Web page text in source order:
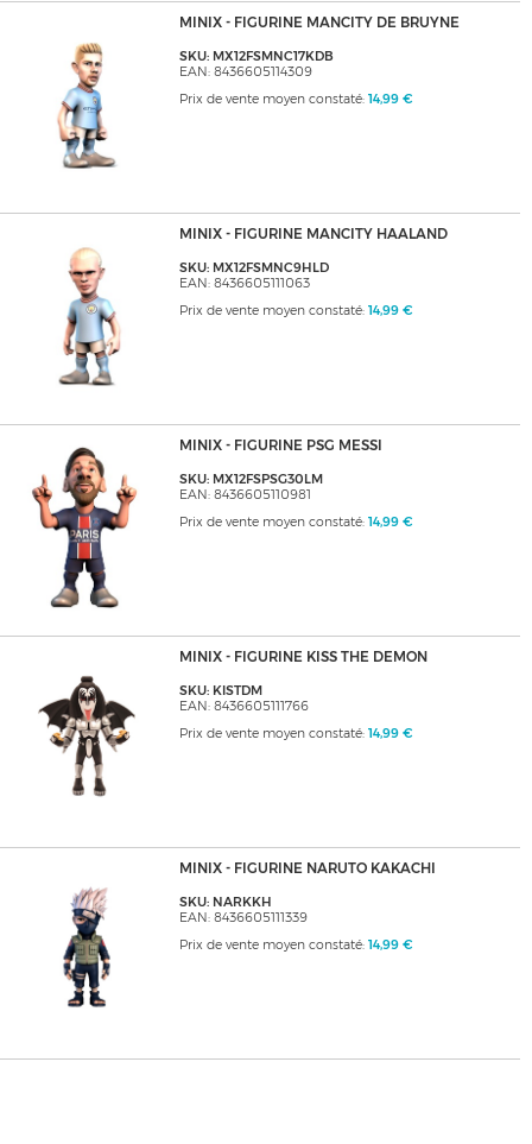
MINIX - FIGURINE MANCITY DE BRUYNE
SKU: MX12FSMNC17KDB
EAN: 8436605114309
Prix de vente moyen constaté: 14,99 €
MINIX - FIGURINE MANCITY HAALAND
SKU: MX12FSMNC9HLD
EAN: 8436605111063
Prix de vente moyen constaté: 14,99 €
MINIX - FIGURINE PSG MESSI
SKU: MX12FSPSG30LM
EAN: 8436605110981
Prix de vente moyen constaté: 14,99 €
MINIX - FIGURINE KISS THE DEMON
SKU: KISTDM
EAN: 8436605111766
Prix de vente moyen constaté: 14,99 €
MINIX - FIGURINE NARUTO KAKACHI
SKU: NARKKH
EAN: 8436605111339
Prix de vente moyen constaté: 14,99 €